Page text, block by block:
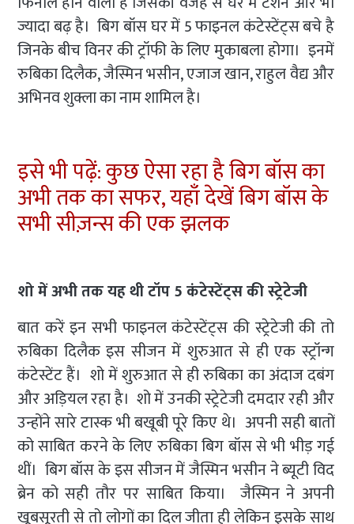
ज्यादा बढ़ है। बिग बॉस घर में 5 फाइनल कंटेस्टेंट्स बचे है
जिनके बीच विनर की ट्रॉफी के लिए मुकाबला होगा। इनमें
रुबिका दिलैक, जैस्मिन भसीन, एजाज खान, राहुल वैद्य और
अभिनव शुक्ला का नाम शामिल है।
इसे भी पढ़ें: कुछ ऐसा रहा है बिग बॉस का
अभी तक का सफर, यहाँ देखें बिग बॉस के
सभी सीज़न्स की एक झलक
शो में अभी तक यह थी टॉप 5 कंटेस्टेंट्स की स्ट्रेटेजी
बात करें इन सभी फाइनल कंटेस्टेंट्स की स्ट्रेटेजी की तो
रुबिका दिलैक इस सीजन में शुरुआत से ही एक स्ट्रॉन्ग
कंटेस्टेंट हैं। शो में शुरुआत से ही रुबिका का अंदाज दबंग
और अड़ियल रहा है। शो में उनकी स्ट्रेटेजी दमदार रही और
उन्होंने सारे टास्क भी बखूबी पूरे किए थे। अपनी सही बातों
को साबित करने के लिए रुबिका बिग बॉस से भी भीड़ गई
थीं। बिग बॉस के इस सीजन में जैस्मिन भसीन ने ब्यूटी विद
ब्रेन को सही तौर पर साबित किया। जैस्मिन ने अपनी
खूबसूरती से तो लोगों का दिल जीता ही लेकिन इसके साथ